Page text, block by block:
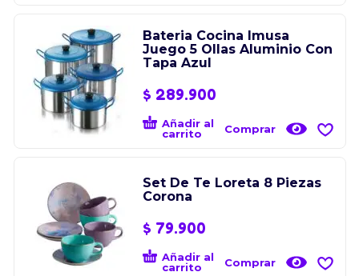
Bateria Cocina Imusa
Juego 5 Ollas Aluminio Con
Tapa Azul
$ 289.900
Añadir al
carrito
Comprar
Set De Te Loreta 8 Piezas
Corona
$ 79.900
Añadir al
carrito
Comprar